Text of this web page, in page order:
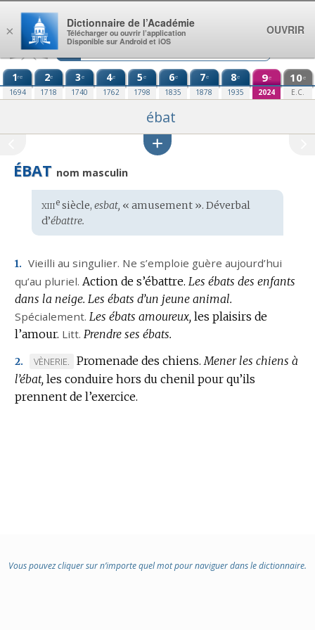
Aller au contenu
1re
1694
2e
1718
3e
1740
4e
1762
5e
1798
6e
1835
7e
1878
8e
1935
9e
2024
10e
E.C.
ébat
ÉBAT nom masculin
Étymologie
:
xiiiesiècle, esbat, « amusement ». Déverbal
d’ébattre.
1. Vieilli au singulier. Ne s’emploie guère aujourd’hui
qu’au pluriel. Action de s’ébattre. Les ébats des enfants
dans la neige. Les ébats d’un jeune animal.
Spécialement. Les ébats amoureux, les plaisirs de
l’amour. Litt. Prendre ses ébats.
2.
MARQUE
DE
DOMAINE
VÈNERIE. Promenade des chiens. Mener les chiens à
l’ébat, les conduire hors du chenil pour qu’ils
prennent de l’exercice.
Vous pouvez cliquer sur n’importe quel mot pour naviguer dans le dictionnaire.
×
Dictionnaire de l’Académie
Télécharger ou ouvrir l’application
Disponible sur Android et iOS
OUVRIR